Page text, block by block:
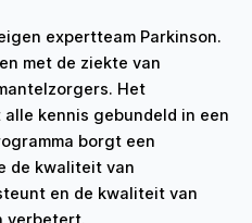
expertteam Parkinson.
met de ziekte van
Het
kennis gebundeld in een
borgt een
de kwaliteit van
en de kwaliteit van